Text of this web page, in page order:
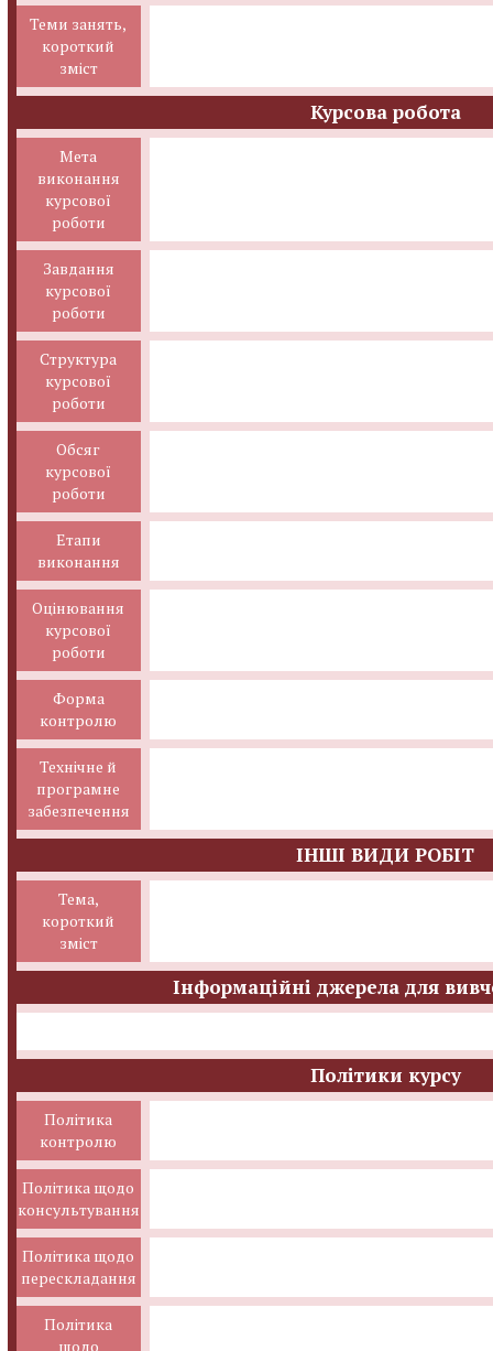
Теми занять,
короткий
зміст
Курсова робота
Мета
виконання
курсової
роботи
Завдання
курсової
роботи
Структура
курсової
роботи
Обсяг
курсової
роботи
Етапи
виконання
Оцінювання
курсової
роботи
Форма
контролю
Технічне й
програмне
забезпечення
ІНШІ ВИДИ РОБІТ
Тема,
короткий
зміст
Інформаційні джерела для
Політики курсу
Політика
контролю
Політика щодо
консультування
Політика щодо
перескладання
Політика
щодо